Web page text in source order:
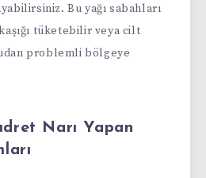
Bu yağı sabahları
tüketebilir veya cilt
problemli bölgeye
Narı Yapan